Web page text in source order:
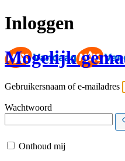
Inloggen
Mogelijk
Gebruikersnaam of e-mailadres
Wachtwoord
Onthoud mij